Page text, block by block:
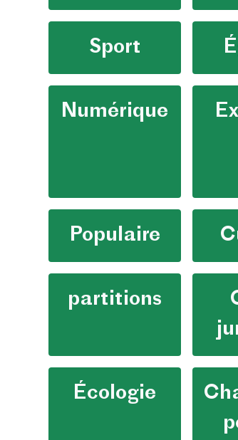
Sport
Numérique
Populaire
partitions
Écologie